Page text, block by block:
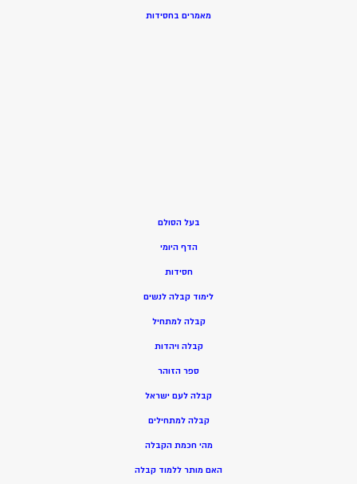
מאמרים בחסידות
בעל הסולם
הדף היומי
חסידות
לימוד קבלה לנשים
קבלה למתחיל
קבלה ויהדות
ספר הזוהר
קבלה לעם ישראל
קבלה למתחילים
מהי חכמת הקבלה
האם מותר ללמוד קבלה